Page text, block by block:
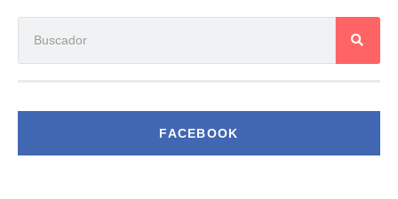
FACEBOOK